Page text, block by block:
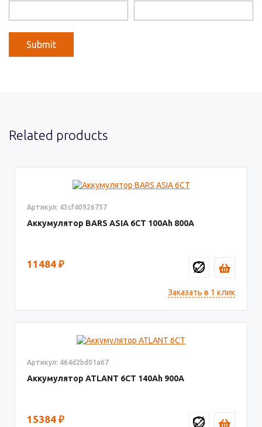
Related products
Артикул: 43cf40926757
Аккумулятор BARS ASIA 6CT 100 800
11484 ₽
Заказать в 1 клик
Артикул: 464d2bd01a67
Аккумулятор ATLANT 6СТ 140 900
15384 ₽